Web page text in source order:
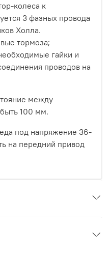
колеса к
3 фазных провода
Холла.
тормоза;
гайки и
проводов на
между
100 мм.
под напряжение 36-
на передний привод